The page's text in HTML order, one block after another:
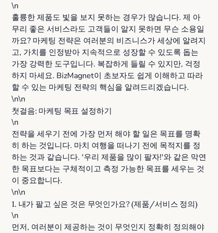
\n
훌륭한 제품도 빛을 보지 못하는 경우가 많습니다. 제 아
무리 좋은 서비스라도 고객들이 알지 못하면 무슨 소용일
까요? 마케팅 전략은 여러분의 비즈니스가 세상에 알려지
고, 가치를 인정받아 지속적으로 성장할 수 있도록 돕는
가장 강력한 도구입니다. 복잡하게 들릴 수 있지만, 걱정
하지 마세요. BizMagnet이 초보자도 쉽게 이해하고 따라
할 수 있는 마케팅 전략의 핵심을 알려드리겠습니다.
\n\n
첫걸음: 마케팅 목표 설정하기
\n
전략을 세우기 전에 가장 먼저 해야 할 일은 목표를 명확
히 하는 것입니다. 마치 여행을 떠나기 전에 목적지를 정
하는 것과 같습니다. '우리 제품을 많이 팔자!'와 같은 막연
한 목표보다는 구체적이고 측정 가능한 목표를 세우는 것
이 중요합니다.
\n\n
1. 내가 팔고 싶은 것은 무엇인가요? (제품/서비스 정의)
\n
먼저, 여러분이 제공하는 것이 무엇인지 정확히 정의해야